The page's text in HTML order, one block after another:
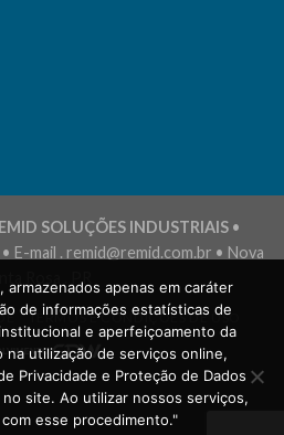
SOLUÇÕES INDUSTRIAIS•
E-mail . remid@remid.com.br • Nova
Rosa . PR
TERMOS E CONDIÇÕES DE USO
armazenados apenas em caráter
de informações estatísticas de
e aperfeiçoamento da
na utilização de serviços online,
Privacidade e Proteção de Dados
no site. Ao utilizar nossos serviços,
esse procedimento."